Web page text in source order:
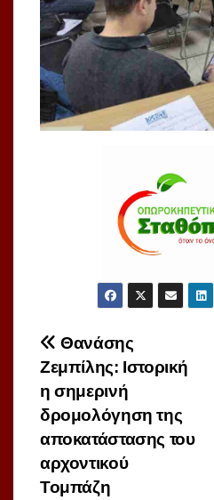
Πλοήγηση
άρθρων
Θανάσης
Ζεμπίλης: Ιστορική
η σημερινή
δρομολόγηση της
αποκατάστασης του
αρχοντικού
Τομπάζη